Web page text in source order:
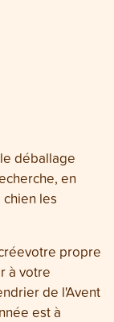
déballage
en
les
propre
à votre
de l'Avent
est à